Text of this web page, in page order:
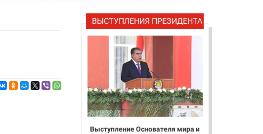
ВЫСТУПЛЕНИЯ ПРЕЗИДЕНТА
Выступление Основателя мира и